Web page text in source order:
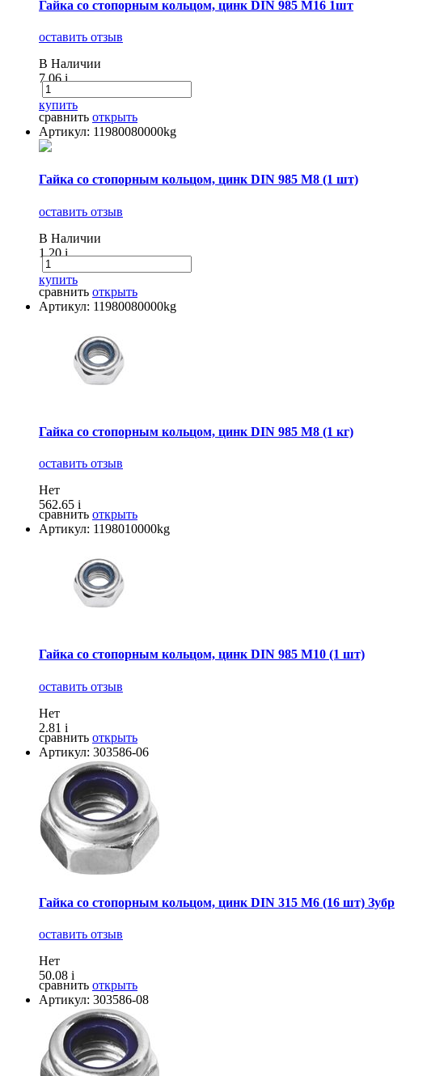
Гайка со стопорным кольцом, цинк DIN 985 М16 1шт
оставить отзыв
В Наличии
7.06i
купить
сравнить открыть
Артикул: 11980080000kg
Гайка со стопорным кольцом, цинк DIN 985 М8 (1 шт)
оставить отзыв
В Наличии
1.20i
купить
сравнить открыть
Артикул: 11980080000kg
Гайка со стопорным кольцом, цинк DIN 985 М8 (1 кг)
оставить отзыв
Нет
562.65 i
сравнить открыть
Артикул: 1198010000kg
Гайка со стопорным кольцом, цинк DIN 985 М10 (1 шт)
оставить отзыв
Нет
2.81 i
сравнить открыть
Артикул: 303586-06
Гайка со стопорным кольцом, цинк DIN 315 М6 (16 шт) Зубр
оставить отзыв
Нет
50.08 i
сравнить открыть
Артикул: 303586-08